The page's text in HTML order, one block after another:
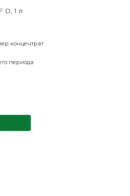
D, 1 л
концентрат
периода